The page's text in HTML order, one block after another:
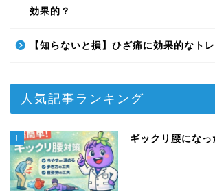
効果的？
【知らないと損】ひざ痛に効果的なト
人気記事ランキング
1 ギックリ腰になっ